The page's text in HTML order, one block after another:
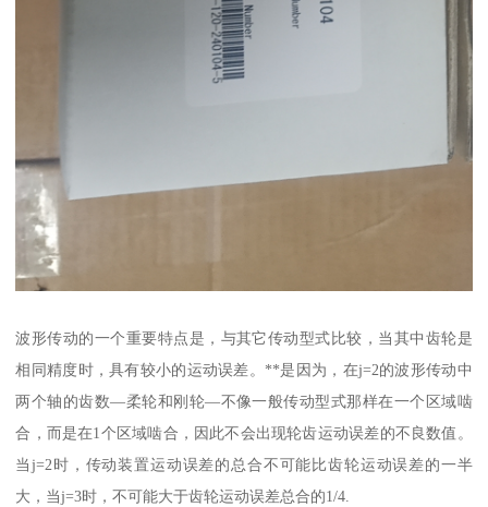
波形传动的一个重要特点是，与其它传动型式比较，当其中齿轮是
相同精度时，具有较小的运动误差。**是因为，在j=2的波形传动中
两个轴的齿数—柔轮和刚轮—不像一般传动型式那样在一个区域啮
合，而是在1个区域啮合，因此不会出现轮齿运动误差的不良数值。
当j=2时，传动装置运动误差的总合不可能比齿轮运动误差的一半
大，当j=3时，不可能大于齿轮运动误差总合的1/4.